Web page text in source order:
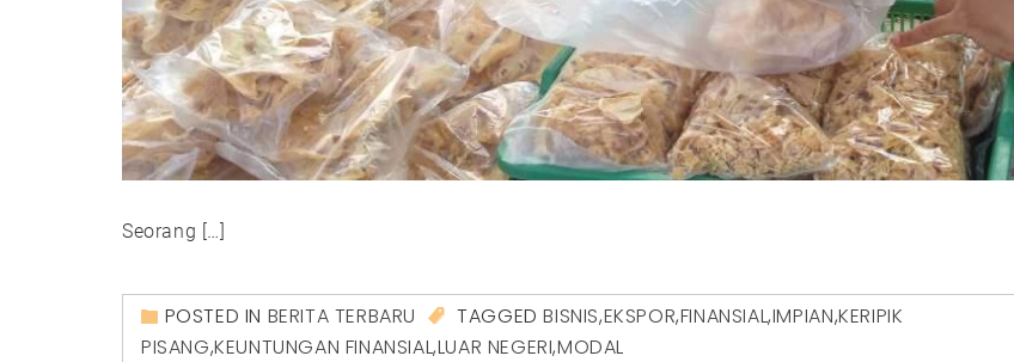
Seorang […]
POSTED IN BERITA TERBARU TAGGEDBISNIS,EKSPOR,FINANSIAL,IMPIAN,KERIPIK
PISANG,KEUNTUNGAN FINANSIAL,LUAR NEGERI,MODAL